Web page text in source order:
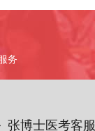
务
张博士医考客服